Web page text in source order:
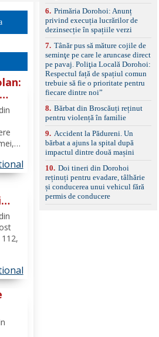
de
a
ce
filtru de particule,
standard Euro 6 Trapă
panoramică, geamuri
remorcare Bonus: -
Covorașe textile montate
pe mașină. -Ofer și un
set de covorașe din
cauciuc/pvc. -Se vinde
împreună cu un set de
anvelope de iarnă.
6. Primăria Dorohoi: Anunț
privind execuția lucrărilor de
dezinsecție în spațiile verzi
7. Tânăr pus să măture cojile de
seminţe pe care le aruncase direct
pe pavaj. Poliţia Locală Dorohoi:
Respectul față de spațiul comun
trebuie să fie o prioritate pentru
fiecare dintre noi”
8. Bărbat din Broscăuți reținut
pentru violență în familie
9. Accident la Pădureni. Un
bărbat a ajuns la spital după
impactul dintre două mașini
10. Doi tineri din Dorohoi
reținuți pentru evadare, tâlhărie
și conducerea unui vehicul fără
permis de conducere